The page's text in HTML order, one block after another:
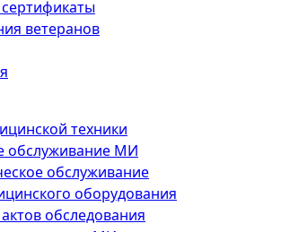
ветеранов
техники
обслуживание МИ
обслуживание
оборудования
обследования